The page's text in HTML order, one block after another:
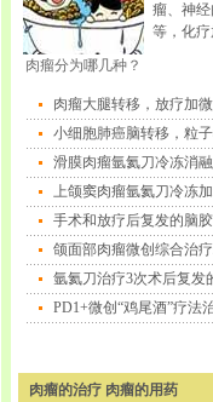
肉瘤分为哪几种？
瘤、神
等，化
肉瘤大腿转移，放疗加
小细胞肺癌脑转移，粒
滑膜肉瘤氩氦刀冷冻消
上颌窦肉瘤氩氦刀冷冻
手术和放疗后复发的脑
颌面部肉瘤微创综合治
氩氦刀治疗3次术后复发
PD1+微创“鸡尾酒”疗法
肉瘤的治疗 肉瘤的用药